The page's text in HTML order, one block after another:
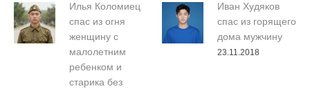
Илья Коломиец
спас из огня
женщину с
малолетним
ребенком и
старика без
Иван Худяков
спас из горящего
дома мужчину
23.11.2018